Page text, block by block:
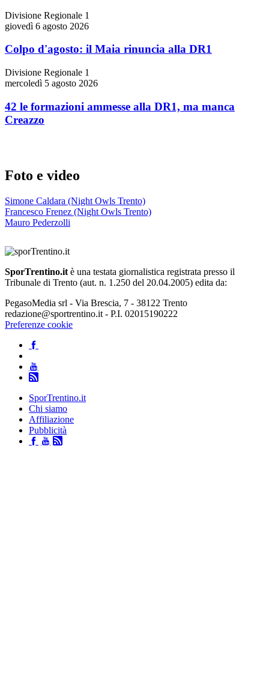
Divisione Regionale 1
giovedì 6 agosto 2026
Colpo d'agosto: il Maia rinuncia alla DR1
Divisione Regionale 1
mercoledì 5 agosto 2026
42 le formazioni ammesse alla DR1, ma manca
Creazzo
Foto e video
Simone Caldara (Night Owls Trento)
Francesco Frenez (Night Owls Trento)
Mauro Pederzolli
SporTrentino.it è una testata giornalistica registrata presso il
Tribunale di Trento (aut. n. 1.250 del 20.04.2005) edita da:
PegasoMedia srl - Via Brescia, 7 - 38122 Trento
redazione@sportrentino.it - P.I. 02015190222
Preferenze cookie
SporTrentino.it
Chi siamo
Affiliazione
Pubblicità